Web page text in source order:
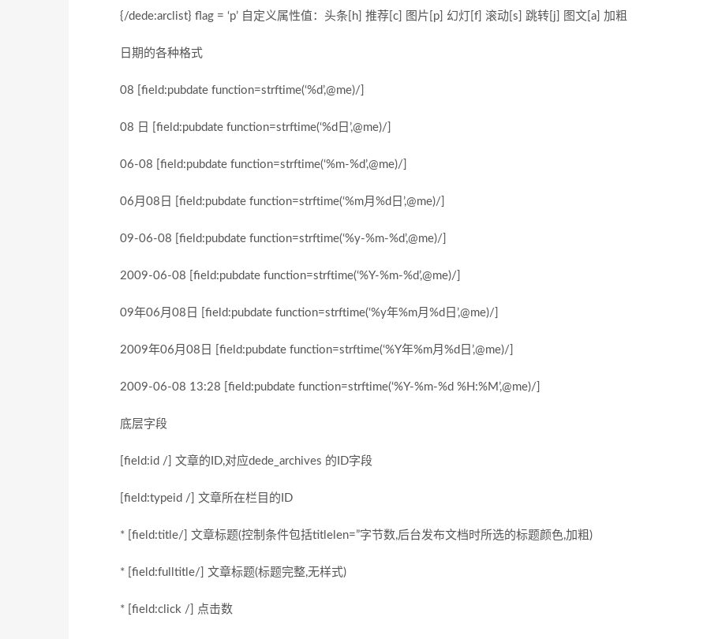
{/dede:arclist} flag = ‘p’ 自定义属性值：头条[h] 推荐[c] 图片[p] 幻灯[f] 滚动[s] 跳转[j] 图文[a] 加粗
日期的各种格式
08 [field:pubdate function=strftime(‘%d’,@me)/]
08 日 [field:pubdate function=strftime(‘%d日’,@me)/]
06-08 [field:pubdate function=strftime(‘%m-%d’,@me)/]
06月08日 [field:pubdate function=strftime(‘%m月%d日’,@me)/]
09-06-08 [field:pubdate function=strftime(‘%y-%m-%d’,@me)/]
2009-06-08 [field:pubdate function=strftime(‘%Y-%m-%d’,@me)/]
09年06月08日 [field:pubdate function=strftime(‘%y年%m月%d日’,@me)/]
2009年06月08日 [field:pubdate function=strftime(‘%Y年%m月%d日’,@me)/]
2009-06-08 13:28 [field:pubdate function=strftime(‘%Y-%m-%d %H:%M’,@me)/]
底层字段
[field:id /] 文章的ID,对应dede_archives 的ID字段
[field:typeid /] 文章所在栏目的ID
* [field:title/] 文章标题(控制条件包括titlelen=”字节数,后台发布文档时所选的标题颜色,加粗)
* [field:fulltitle/] 文章标题(标题完整,无样式)
* [field:click /] 点击数